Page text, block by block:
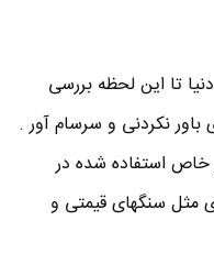
تا این لحظه بررسی
نکردنی و سرسام آور .
خاص استفاده شده در
مثل سنگهای قیمتی و